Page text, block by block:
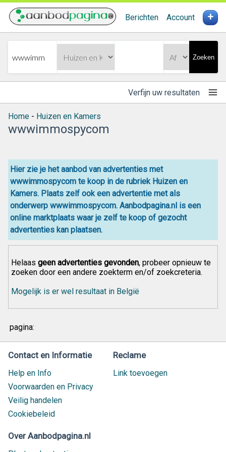
Berichten Account +
Zoeken
Verfijn uw resultaten
Home - Huizen en Kamers
wwwimmospycom
Hier zie je het aanbod van advertenties met
wwwimmospycom te koop in de rubriek Huizen en
Kamers. Plaats zelf ook een advertentie met als
onderwerp wwwimmospycom. Aanbodpagina.nl is een
online marktplaats waar je zelf te koop of gezocht
advertenties kan plaatsen.
Helaas geen advertenties gevonden, probeer opnieuw te
zoeken door een andere zoekterm en/of zoekcreteria.
Mogelijk is er wel resultaat in België
pagina:
Contact en Informatie
Help en Info
Voorwaarden en Privacy
Veilig handelen
Cookiebeleid
Reclame
Link toevoegen
Over Aanbodpagina.nl